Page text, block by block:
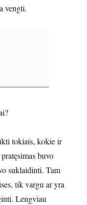
vengti.
tokiais, kokie ir
buvo
suklaidinti. Tam
tik vargu ar yra
Lengviau